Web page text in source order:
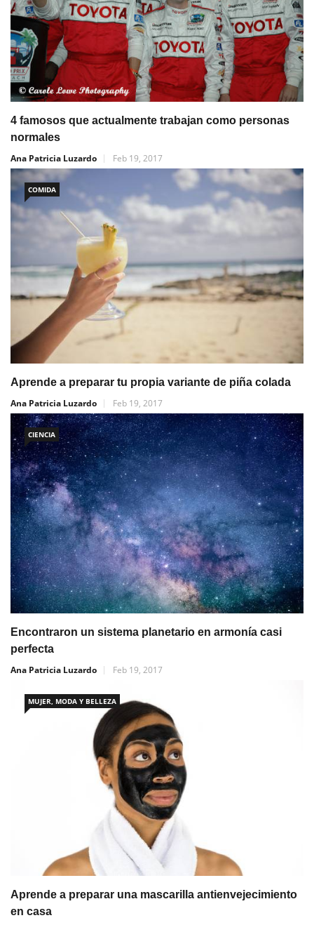
4 famosos que actualmente trabajan como personas
normales
Ana Patricia Luzardo
Feb 19, 2017
COMIDA
Aprende a preparar tu propia variante de piña colada
Ana Patricia Luzardo
Feb 19, 2017
CIENCIA
Encontraron un sistema planetario en armonía casi
perfecta
Ana Patricia Luzardo
Feb 19, 2017
MUJER, MODA Y BELLEZA
Aprende a preparar una mascarilla antienvejecimiento
en casa